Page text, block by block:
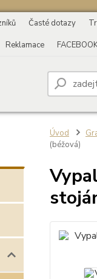
Časté dotazy
Reklamace
Úvod
(béžová)